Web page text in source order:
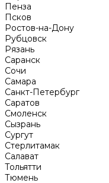
Пенза
Псков
Ростов-на-Дону
Рубцовск
Рязань
Саранск
Сочи
Самара
Санкт-Петербург
Саратов
Смоленск
Сызрань
Сургут
Стерлитамак
Салават
Тольятти
Тюмень